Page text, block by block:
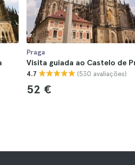
Praga
Visita guiada ao Castelo de
4.7 (530 avaliações)
52 €